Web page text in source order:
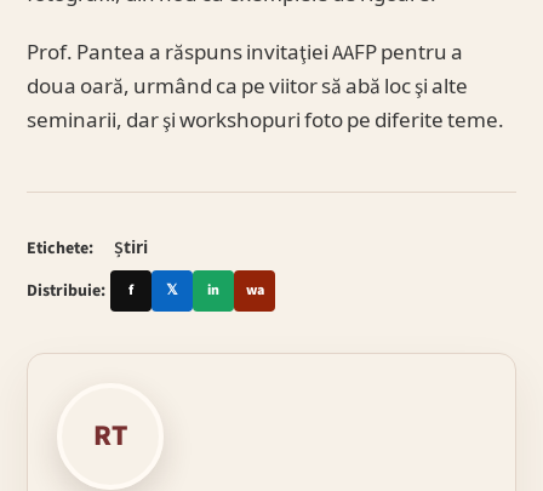
Prof. Pantea a răspuns invitaţiei AAFP pentru a
doua oară, urmând ca pe viitor să abă loc şi alte
seminarii, dar şi workshopuri foto pe diferite teme.
Etichete:
Știri
Distribuie:
f 𝕏 in wa
RT